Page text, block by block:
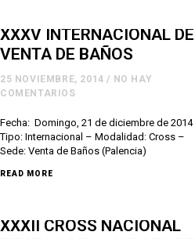
XXXV INTERNACIONAL DE
VENTA DE BAÑOS
25 NOVIEMBRE, 2014 / NO HAY
COMENTARIOS
Fecha: Domingo, 21 de diciembre de 2014
Tipo: Internacional – Modalidad: Cross –
Sede: Venta de Baños (Palencia)
READ MORE
XXXII CROSS NACIONAL